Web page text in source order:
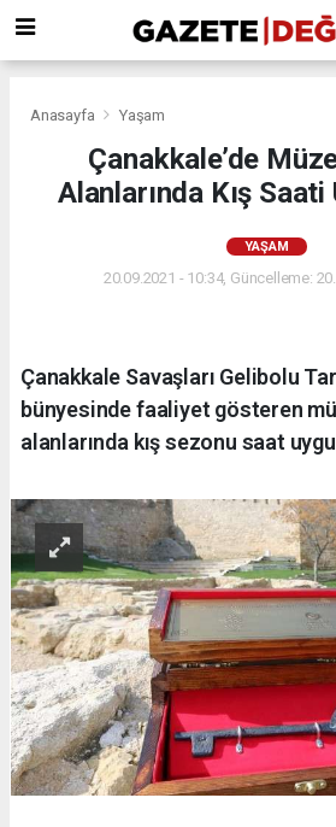
Anasayfa Yaşam
Çanakkale’de
Alanlarında Kış Saati
YAŞAM
20.09.2021 - 10:34, Güncelleme:
Çanakkale Savaşları Gelibolu
bünyesinde faaliyet gösteren
alanlarında kış sezonu saat